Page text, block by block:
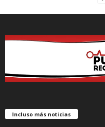
Incluso más noticias